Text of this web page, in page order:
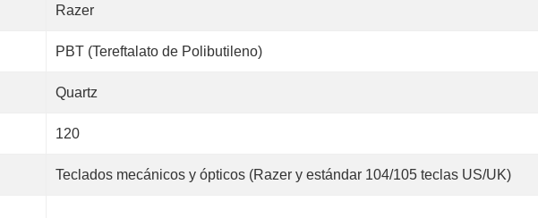
Razer
PBT (Tereftalato de Polibutileno)
Quartz
120
Teclados mecánicos y ópticos (Razer y estándar 104/105 teclas US/UK)